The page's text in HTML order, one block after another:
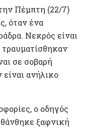
Πέμπτη (22/7)
όταν ένα
Νεκρός είναι
τραυματίσθηκαν
σε σοβαρή
ανήλικο
ο οδηγός
ξαφνική